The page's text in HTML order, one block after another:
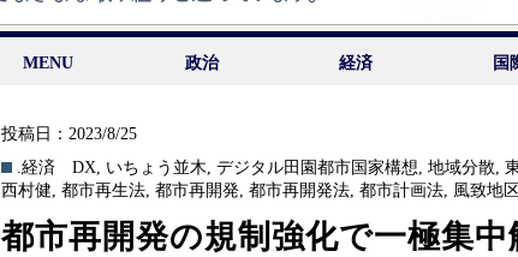
MENU 政治 経済 国
投稿日：2023/8/25
.経済
DX, いちょう並木,デジタル田園都市国家構想,地域分散,
西村健, 都市再生法, 都市再開発, 都市再開発法, 都市計画法, 風致地区
都市再開発の規制強化で一極集